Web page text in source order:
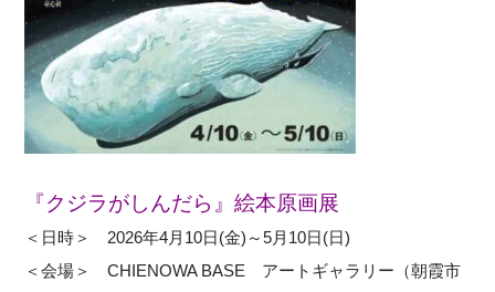
『クジラがしんだら』絵本原画展
＜日時＞ 2026年4月10日(金)～5月10日(日)
＜会場＞ CHIENOWA BASE アートギャラリー（朝霞市